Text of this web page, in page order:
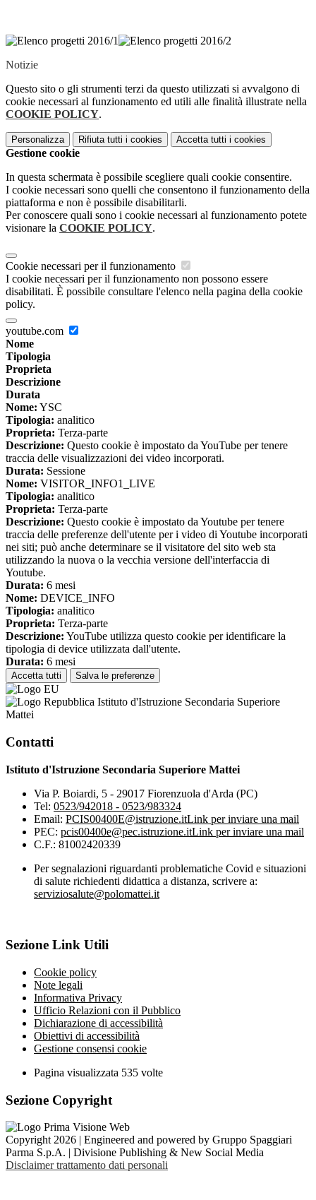
Notizie
Questo sito o gli strumenti terzi da questo utilizzati si avvalgono di
cookie necessari al funzionamento ed utili alle finalità illustrate nella
COOKIE POLICY.
Personalizza Rifiuta tutti i cookies Accetta tutti i cookies
Gestione cookie
In questa schermata è possibile scegliere quali cookie consentire.
I cookie necessari sono quelli che consentono il funzionamento della
piattaforma e non è possibile disabilitarli.
Per conoscere quali sono i cookie necessari al funzionamento potete
visionare la COOKIE POLICY.
Cookie necessari per il funzionamento
I cookie necessari per il funzionamento non possono essere
disabilitati. È possibile consultare l'elenco nella pagina della cookie
policy.
youtube.com
Nome
Tipologia
Proprieta
Descrizione
Durata
Nome: YSC
Tipologia: analitico
Proprieta: Terza-parte
Descrizione: Questo cookie è impostato da YouTube per tenere
traccia delle visualizzazioni dei video incorporati.
Durata: Sessione
Nome: VISITOR_INFO1_LIVE
Tipologia: analitico
Proprieta: Terza-parte
Descrizione: Questo cookie è impostato da Youtube per tenere
traccia delle preferenze dell'utente per i video di Youtube incorporati
nei siti; può anche determinare se il visitatore del sito web sta
utilizzando la nuova o la vecchia versione dell'interfaccia di
Youtube.
Durata: 6 mesi
Nome: DEVICE_INFO
Tipologia: analitico
Proprieta: Terza-parte
Descrizione: YouTube utilizza questo cookie per identificare la
tipologia di device utilizzata dall'utente.
Durata: 6 mesi
Accetta tutti Salva le preferenze
Istituto d'Istruzione Secondaria Superiore
Mattei
Contatti
Istituto d'Istruzione Secondaria Superiore Mattei
Via P. Boiardi, 5 - 29017 Fiorenzuola d'Arda (PC)
Tel: 0523/942018 - 0523/983324
Email: PCIS00400E@istruzione.itLink per inviare una mail
PEC: pcis00400e@pec.istruzione.itLink per inviare una mail
C.F.: 81002420339
Per segnalazioni riguardanti problematiche Covid e situazioni
di salute richiedenti didattica a distanza, scrivere a:
serviziosalute@polomattei.it
Sezione Link Utili
Cookie policy
Note legali
Informativa Privacy
Ufficio Relazioni con il Pubblico
Dichiarazione di accessibilità
Obiettivi di accessibilità
Gestione consensi cookie
Pagina visualizzata 535 volte
Sezione Copyright
Copyright 2026 | Engineered and powered by Gruppo Spaggiari
Parma S.p.A. | Divisione Publishing & New Social Media
Disclaimer trattamento dati personali